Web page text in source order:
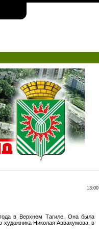
13:00
в Верхнем Тагиле. Она была
художника Николая Аввакумова, в